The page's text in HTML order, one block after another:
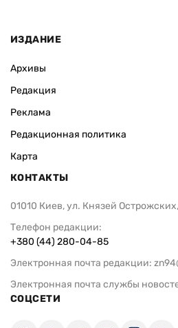
ИЗДАНИЕ
Архивы
Редакция
Реклама
Редакционная политика
Карта
КОНТАКТЫ
01010 Киев, ул. Князей
Телефон редакции:
+380 (44) 280-04-85
Электронная почта редакции:
Электронная почта службы
СОЦСЕТИ